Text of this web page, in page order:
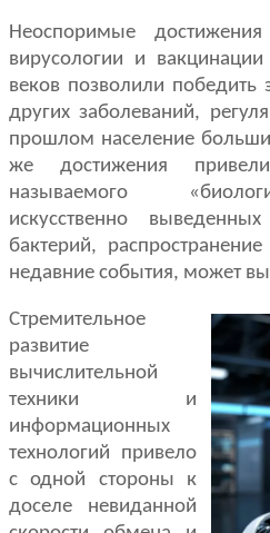
Неоспоримые
вирусологии и
веков позволили
других заболеваний,
прошлом население
же достижения
называемого
искусственно
бактерий,
недавние события, может
Стремительное
развитие
вычислительной
техники и
информационных
технологий привело
с одной стороны к
доселе невиданной